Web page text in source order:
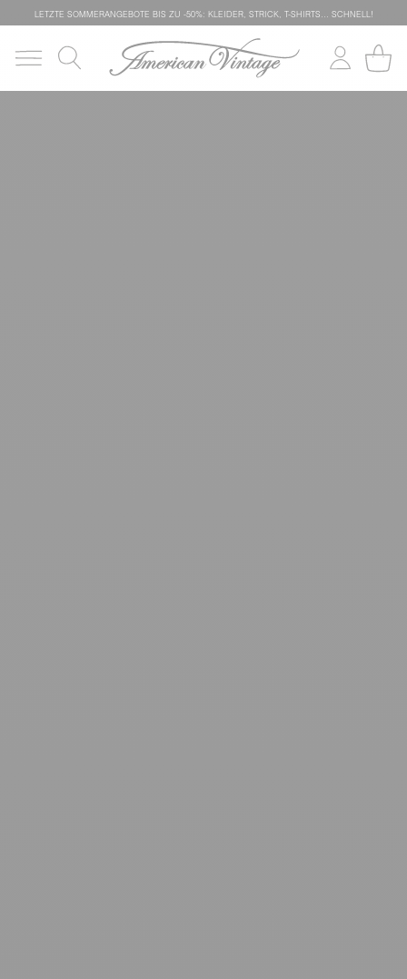
LETZTE SOMMERANGEBOTE BIS ZU -50%: KLEIDER, STRICK, T-SHIRTS… SCHNELL!